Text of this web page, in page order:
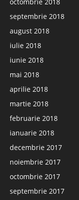
septembrie 2018
august 2018
iulie 2018
iunie 2018
mai 2018
aprilie 2018
martie 2018
februarie 2018
ianuarie 2018
decembrie 2017
noiembrie 2017
octombrie 2017
septembrie 2017